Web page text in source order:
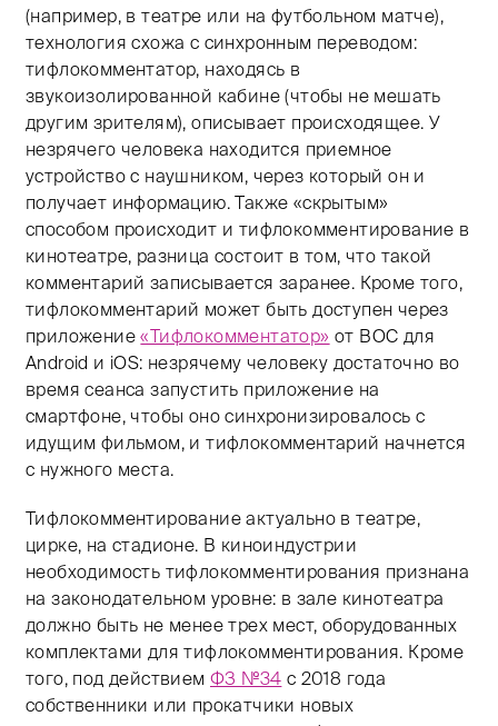
(например, в театре или на футбольном матче),
технология схожа с синхронным переводом:
тифлокомментатор, находясь в
звукоизолированной кабине (чтобы не мешать
другим зрителям), описывает происходящее. У
незрячего человека находится приемное
устройство с наушником, через который он и
получает информацию. Также «скрытым»
способом происходит и тифлокомментирование в
кинотеатре, разница состоит в том, что такой
комментарий записывается заранее. Кроме того,
тифлокомментарий может быть доступен через
приложение«Тифлокомментатор» от ВОС для
Android и iOS: незрячему человеку достаточно во
время сеанса запустить приложение на
смартфоне, чтобы оно синхронизировалось с
идущим фильмом, и тифлокомментарий начнется
с нужного места.
Тифлокомментирование актуально в театре,
цирке, на стадионе. В киноиндустрии
необходимость тифлокомментирования признана
на законодательном уровне: в зале кинотеатра
должно быть не менее трех мест, оборудованных
комплектами для тифлокомментирования. Кроме
того, под действием ФЗ №34 с 2018 года
собственники или прокатчики новых